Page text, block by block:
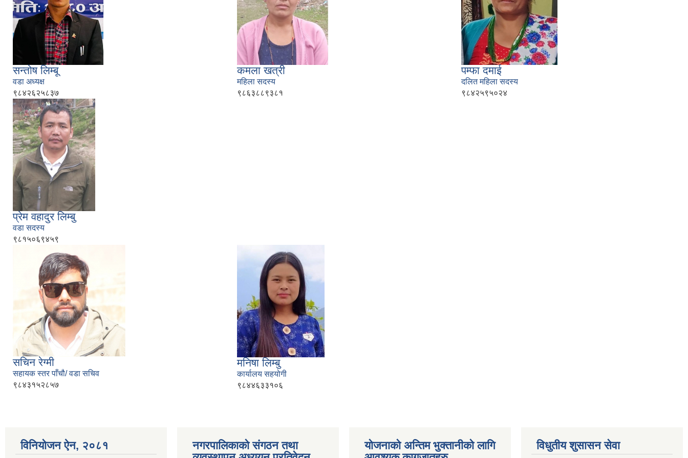
सन्तोष लिम्बू
वडा अध्यक्ष
९८४२६२५८३७
कमला खत्री
महिला सदस्य
९८६३८८९३८१
पम्फा दमाई
दलित महिला सदस्य
९८४२५९५०२४
प्रेम वहादुर लिम्बु
वडा सदस्य
९८१५०६९४५९
सचिन रेग्मी
सहायक स्तर पाँचौ/ वडा सचिव
९८४३१५२८५७
मनिषा लिम्बु
कार्यालय सहयोगी
९८४४६३३१०६
विनियोजन ऐन‚ २०८१
नगरपालिकाको संगठन तथा
योजनाको अन्तिम भुक्तानीको लागि
विधुतीय शुसासन सेवा